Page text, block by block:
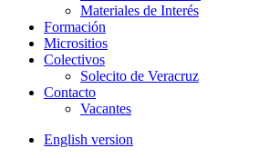
Materiales de Interés
Formación
Micrositios
Colectivos
Solecito de Veracruz
Contacto
Vacantes
English version